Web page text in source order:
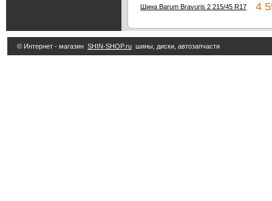
Шина Barum Bravuris 2 215/45 R17 4
© Интернет - магазин SHIN-SHOP.ru шины, диски, автозапчасти